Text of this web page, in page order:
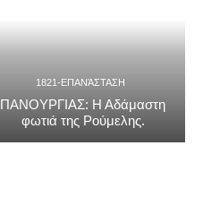
1821-ΕΠΑΝΆΣΤΑΣΗ
ΠΑΝΟΥΡΓΙΑΣ: Η Αδάμαστη
φωτιά της Ρούμελης.